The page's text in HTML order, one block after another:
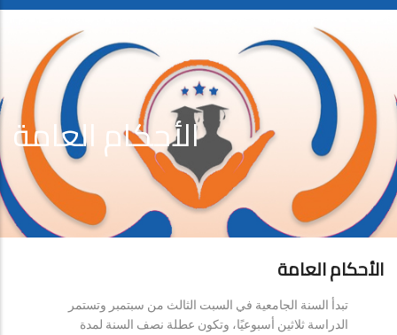
الأحكام العامة
الأحكام العامة
تبدأ السنة الجامعية في السبت الثالث من سبتمبر وتستمر
الدراسة ثلاثين أسبوعيًا، وتكون عطلة نصف السنة لمدة